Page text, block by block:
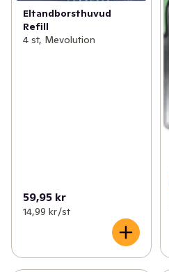
Eltandborsthuvud
Refill
4 st, Mevolution
59,95 kr
14,99 kr /st